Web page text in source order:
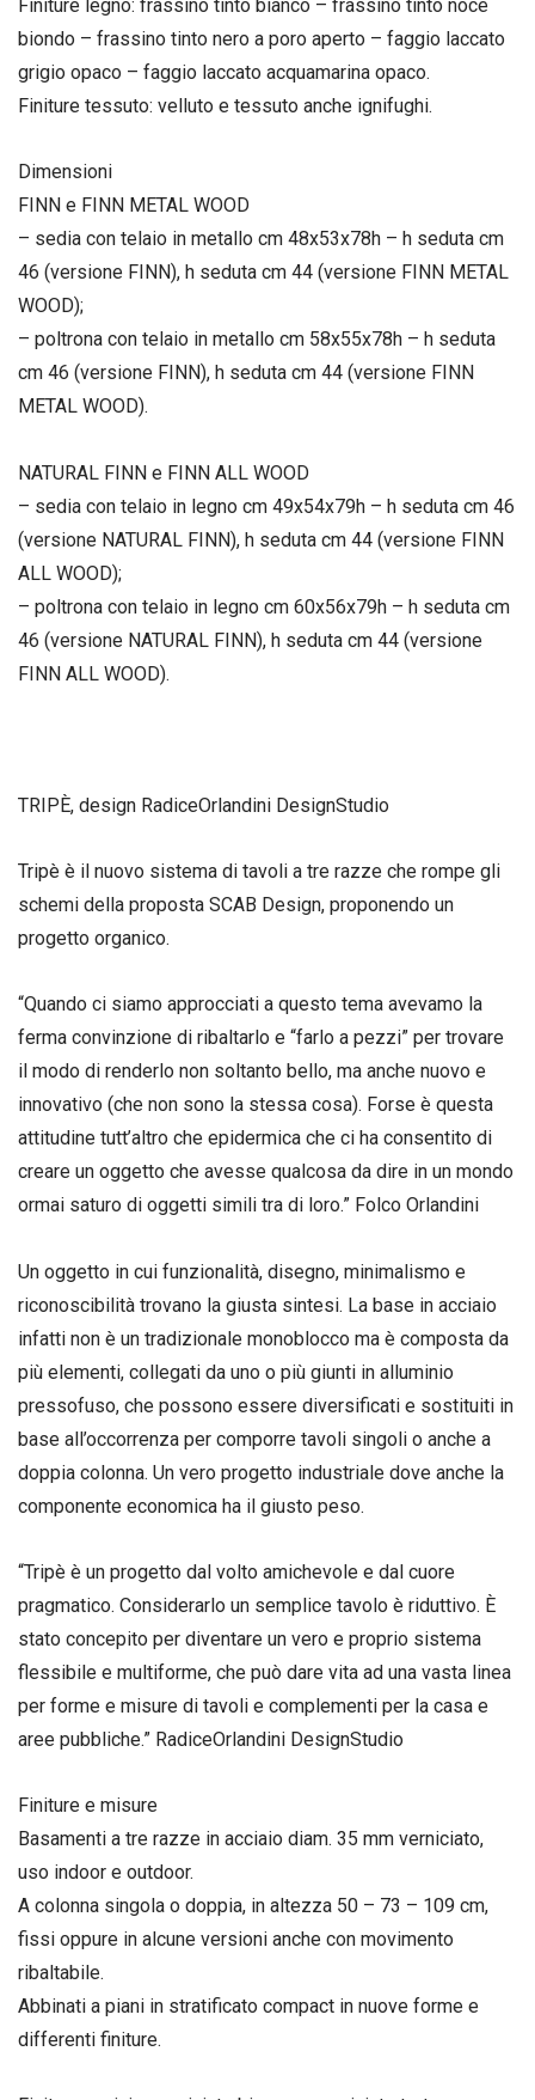
Finiture legno: frassino tinto bianco – frassino tinto noce
biondo – frassino tinto nero a poro aperto – faggio laccato
grigio opaco – faggio laccato acquamarina opaco.
Finiture tessuto: velluto e tessuto anche ignifughi.
Dimensioni
FINN e FINN METAL WOOD
– sedia con telaio in metallo cm 48x53x78h – h seduta cm
46 (versione FINN), h seduta cm 44 (versione FINN METAL
WOOD);
– poltrona con telaio in metallo cm 58x55x78h – h seduta
cm 46 (versione FINN), h seduta cm 44 (versione FINN
METAL WOOD).
NATURAL FINN e FINN ALL WOOD
– sedia con telaio in legno cm 49x54x79h – h seduta cm 46
(versione NATURAL FINN), h seduta cm 44 (versione FINN
ALL WOOD);
– poltrona con telaio in legno cm 60x56x79h – h seduta cm
46 (versione NATURAL FINN), h seduta cm 44 (versione
FINN ALL WOOD).
TRIPÈ, design RadiceOrlandini DesignStudio
Tripè è il nuovo sistema di tavoli a tre razze che rompe gli
schemi della proposta SCAB Design, proponendo un
progetto organico.
“Quando ci siamo approcciati a questo tema avevamo la
ferma convinzione di ribaltarlo e “farlo a pezzi” per trovare
il modo di renderlo non soltanto bello, ma anche nuovo e
innovativo (che non sono la stessa cosa). Forse è questa
attitudine tutt’altro che epidermica che ci ha consentito di
creare un oggetto che avesse qualcosa da dire in un mondo
ormai saturo di oggetti simili tra di loro.” Folco Orlandini
Un oggetto in cui funzionalità, disegno, minimalismo e
riconoscibilità trovano la giusta sintesi. La base in acciaio
infatti non è un tradizionale monoblocco ma è composta da
più elementi, collegati da uno o più giunti in alluminio
pressofuso, che possono essere diversificati e sostituiti in
base all’occorrenza per comporre tavoli singoli o anche a
doppia colonna. Un vero progetto industriale dove anche la
componente economica ha il giusto peso.
“Tripè è un progetto dal volto amichevole e dal cuore
pragmatico. Considerarlo un semplice tavolo è riduttivo. È
stato concepito per diventare un vero e proprio sistema
flessibile e multiforme, che può dare vita ad una vasta linea
per forme e misure di tavoli e complementi per la casa e
aree pubbliche.” RadiceOrlandini DesignStudio
Finiture e misure
Basamenti a tre razze in acciaio diam. 35 mm verniciato,
uso indoor e outdoor.
A colonna singola o doppia, in altezza 50 – 73 – 109 cm,
fissi oppure in alcune versioni anche con movimento
ribaltabile.
Abbinati a piani in stratificato compact in nuove forme e
differenti finiture.